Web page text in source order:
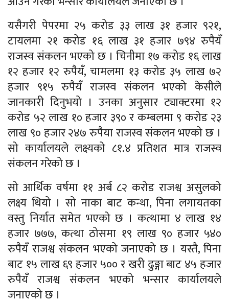
यसैगरी पेपरमा २५ करोड ३३ लाख ३१ हजार ९२१,
टायलमा २१ करोड १६ लाख ३१ हजार ७९४ रुपैयँ
राजस्व संकलन भएको छ । चिनीमा १७ करोड १६ लाख
१२ हजार १२ रुपैयँ, चामलमा १३ करोड ३५ लाख ७२
हजार ९१५ रुपैयँ राजस्व संकलन भएको केसीले
जानकारी दिनुभयो । उनका अनुसार ट्याक्टरमा १२
करोड ५२ लाख १० हजार ३९० र कम्बलमा ९ करोड २३
लाख ९० हजार २४७ रुपैया राजस्व संकलन भएको छ ।
सो कार्यालयले लक्ष्यको ८१.४ प्रतिशत मात्र राजस्व
संकलन गरेको छ ।
सो आर्थिक वर्षमा ११ अर्ब ८२ करोड राजश्व असुलको
लक्ष्य थियो । सो नाका बाट कन्था, पिना लगायतका
वस्तु निर्यात समेत भएको छ । कत्थामा ४ लाख १४
हजार ७७७, कत्था ठोसमा १९ लाख ९० हजार ५४०
रुपैयँ राजश्व संकलन भएको जनाएको छ । यस्तै, पिना
बाट १५ लाख ६९ हजार ५०० र खरी ढुङ्गा बाट ४५ हजार
रुपैयँ राजश्व संकलन भएको भन्सार कार्यालयले
जनाएको छ ।